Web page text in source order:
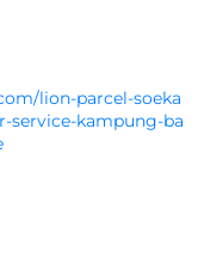
lion-parcel-soeka
service-kampung-ba